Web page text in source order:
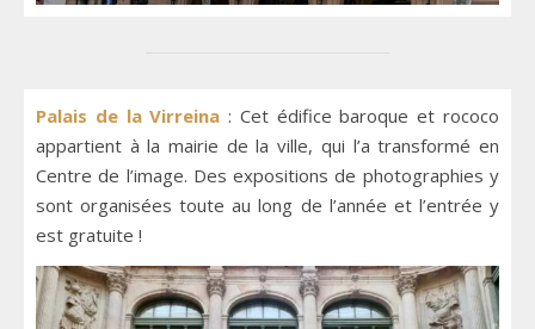
Palais de la Virreina : Cet édifice baroque et rococo
appartient à la mairie de la ville, qui l’a transformé en
Centre de l’image. Des expositions de photographies y
sont organisées toute au long de l’année et l’entrée y
est gratuite !